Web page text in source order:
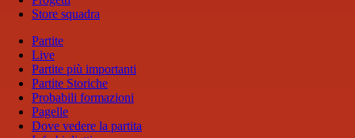
Store squadra
Partite
Live
Partite più importanti
Partite Storiche
Probabili formazioni
Pagelle
Dove vedere la partita